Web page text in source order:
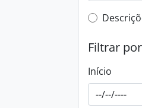
Filtro
Filtrar
Início